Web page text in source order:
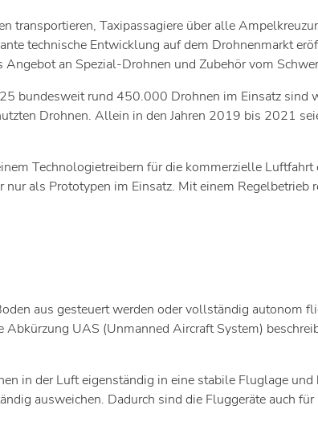
transportieren, Taxipassagiere über alle
technische Entwicklung auf dem Drohnenmarkt
an Spezial-Drohnen und Zubehör vom
bundesweit rund 450.000 Drohnen im Einsatz
Drohnen. Allein in den Jahren 2019 bis 2021
Technologietreibern für die kommerzielle
als Prototypen im Einsatz. Mit einem Regelbetrieb
aus gesteuert werden oder vollständig autonom
UAS (Unmanned Aircraft System)
in der Luft eigenständig in eine stabile Fluglage
ausweichen. Dadurch sind die Fluggeräte auch